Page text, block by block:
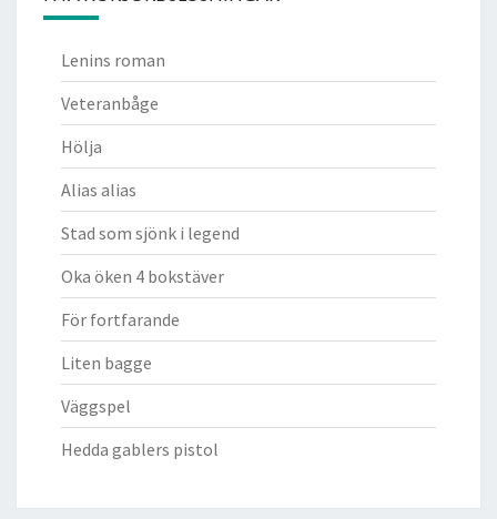
Lenins roman
Veteranbåge
Hölja
Alias alias
Stad som sjönk i legend
Oka öken 4 bokstäver
För fortfarande
Liten bagge
Väggspel
Hedda gablers pistol